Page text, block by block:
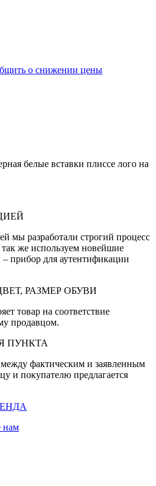
о снижении цены
белые вставки плиссе лого на
мы разработали строгий процесс
же используем новейшие
– прибор для аутентификации
РАЗМЕР ОБУВИ
товар на соответствие
продавцом.
ПУНКТА
фактическим и заявленным
и покупателю предлагается
нам